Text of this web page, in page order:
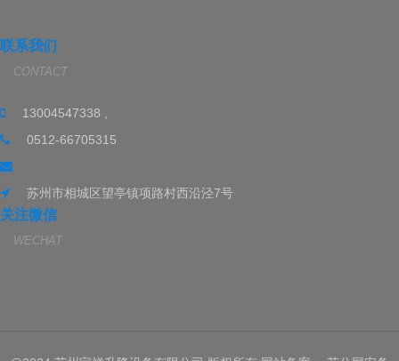
联系我们
CONTACT
13004547338 ,
0512-66705315
苏州市相城区望亭镇项路村西沿泾7号
关注微信
WECHAT